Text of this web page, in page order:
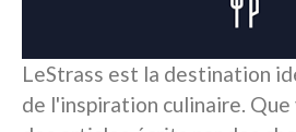
LeStrass est la destination
de l'inspiration culinaire. Que